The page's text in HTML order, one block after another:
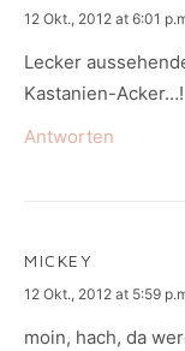
says:
12 Okt., 2012 at 6:01
Lecker
Kastanien-Acker…!
Antworten
MICKEY
says:
12 Okt., 2012 at 5:59
moin, hach, da